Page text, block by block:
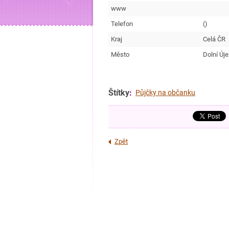
www
Telefon
()
Kraj
Celá ČR
Město
Dolní
Štítky: Půjčky na občanku
Zpět